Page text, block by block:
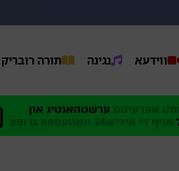
ווידעא נגינה תורה רובריק